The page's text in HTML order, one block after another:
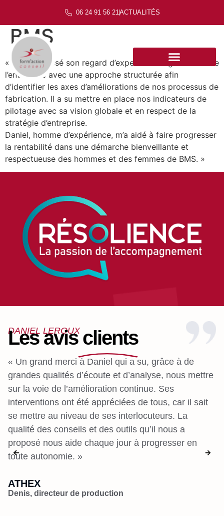
06 24 91 56 21ACTUALITÉS
BMS
« Daniel a posé son regard d’expert sur l’organisation de
l’entreprise avec une approche structurée afin
d’identifier les axes d’améliorations de nos processus de
fabrication. Il a su mettre en place nos indicateurs de
pilotage avec sa vision globale et en respect de la
stratégie d’entreprise.
Daniel, homme d’expérience, m’a aidé à faire progresser
la rentabilité dans une démarche bienveillante et
respectueuse des hommes et des femmes de BMS. »
DANIEL LEROUX
Les avis clients
« Un grand merci à Daniel qui a su, grâce à de
grandes qualités d’écoute et d’analyse, nous mettre
sur la voie de l’amélioration continue. Ses
interventions ont été appréciées de tous, car il sait
se mettre au niveau de ses interlocuteurs. La
qualité des conseils et des outils qu’il nous a
proposé nous aide chaque jour à progresser en
toute autonomie. »
ATHEX
Denis, directeur de production